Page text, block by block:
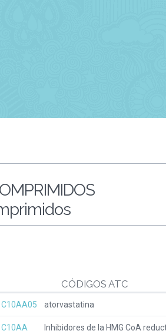
CÓDIGOS ATC
C10AA05 atorvastatina
C10AA Inhibidores de la HMG CoA